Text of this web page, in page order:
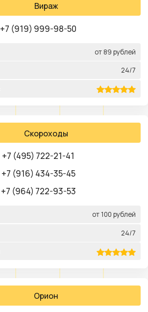
Вираж
+7 (919) 999-98-50
от 89 рублей
24/7
Скороходы
+7 (495) 722-21-41
+7 (916) 434-35-45
+7 (964) 722-93-53
от 100 рублей
24/7
Орион